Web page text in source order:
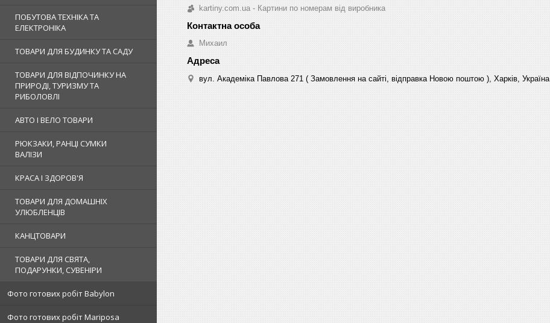
ПОБУТОВА ТЕХНІКА ТА
ЕЛЕКТРОНІКА
ТОВАРИ ДЛЯ БУДИНКУ ТА САДУ
ТОВАРИ ДЛЯ ВІДПОЧИНКУ НА
ПРИРОДІ, ТУРИЗМУ ТА
РИБОЛОВЛІ
АВТО І ВЕЛО ТОВАРИ
РЮКЗАКИ, РАНЦІ СУМКИ
ВАЛІЗИ
КРАСА І ЗДОРОВ'Я
ТОВАРИ ДЛЯ ДОМАШНІХ
УЛЮБЛЕНЦІВ
КАНЦТОВАРИ
ТОВАРИ ДЛЯ СВЯТА,
ПОДАРУНКИ, СУВЕНІРИ
Фото готових робіт Babylon
Фото готових робіт Mariposa
kartiny.com.ua - Картини по номерам від виробника
Михаил
вул. Академіка Павлова 271 ( Замовлення на сайті, відправка Новою поштою ), Харків, Україна